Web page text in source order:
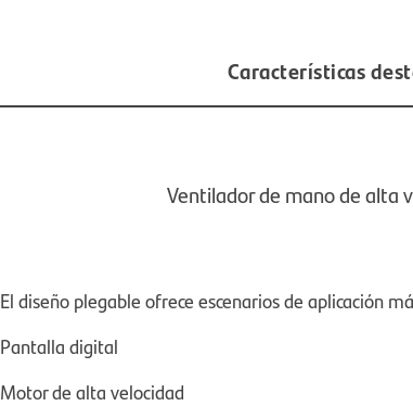
Características
Ventilador de mano de alta
El diseño plegable ofrece escenarios de aplicación
Pantalla digital
Motor de alta velocidad